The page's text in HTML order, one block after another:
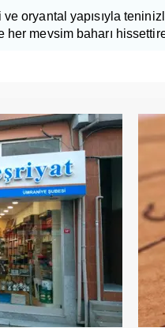
oryantal yapısıyla
her mevsim baharı